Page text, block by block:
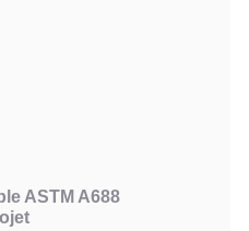
ASTM A688